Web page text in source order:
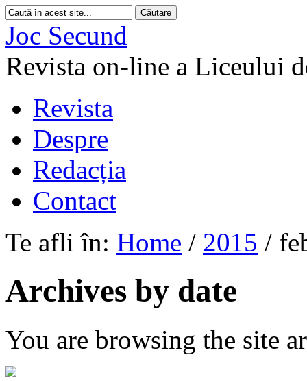
Joc Secund
Revista on-line a Liceului
Revista
Despre
Redacția
Contact
Te afli în: Home / 2015 /
Archives by date
You are browsing the site